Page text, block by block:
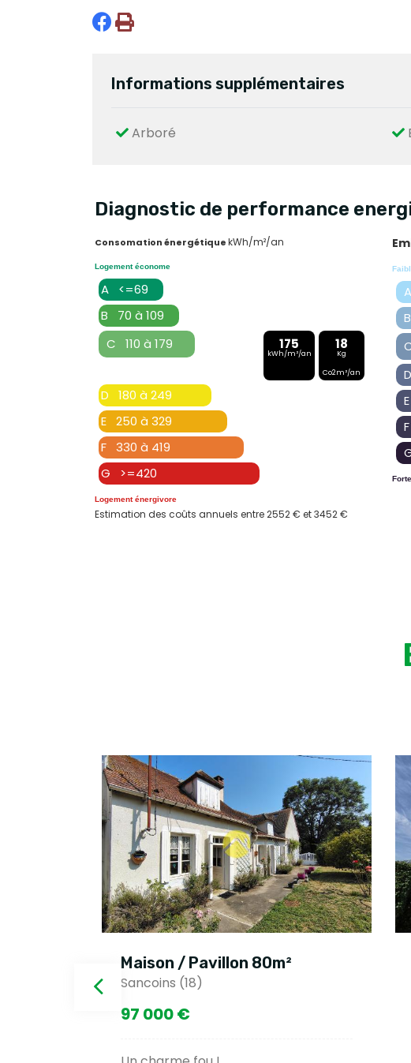
Informations supplémentaires
Arboré
Diagnostic de performance
Consomation énergétiquekWh/m²/an
Logement économe
A <=69
B 70 à 109
C 110 à 179
175
kWh/m²/an
18
Kg
Co2m²/an
D 180 à 249
E 250 à 329
F 330 à 419
G >=420
Logement énergivore
Estimation des coûts annuels entre 2552 € et 3452 €
Maison / Pavillon 80m²
Sancoins (18)
97 000 €